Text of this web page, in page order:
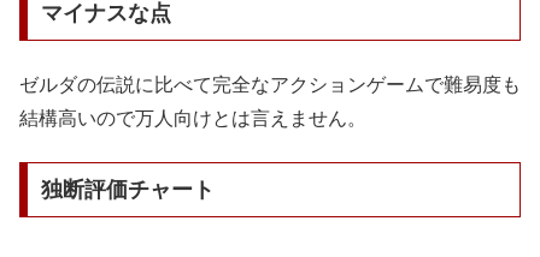
マイナスな点
ゼルダの伝説に比べて完全なアクションゲームで難易度も
結構高いので万人向けとは言えません。
独断評価チャート